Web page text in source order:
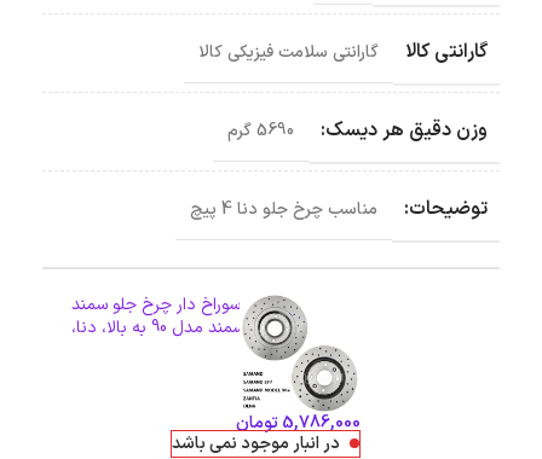
گارانتی کالا گارانتی سلامت فیزیکی کالا
وزن دقیق هر دیسک: 5690 گرم
توضیحات: مناسب چرخ جلو دنا 4 پیچ
دیسک ترمز PFC سوراخ دار چرخ جلو سمند
ملی، سمند EF7، سمند مدل 90 به بالا، دنا،
زانتیا همه مدل ها
اطلاعات بیشتر
5,786,000تومان
در انبار موجود نمی باشد